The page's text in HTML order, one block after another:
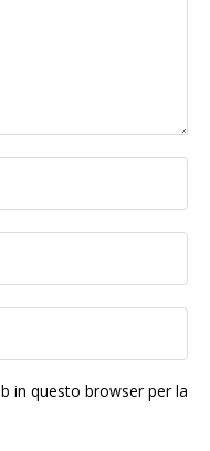
in questo browser per la